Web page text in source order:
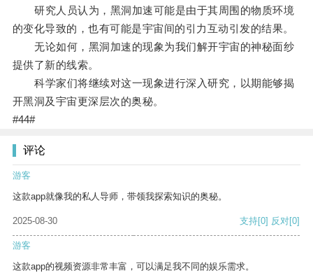
研究人员认为，黑洞加速可能是由于其周围的物质环境
的变化导致的，也有可能是宇宙间的引力互动引发的结果。
无论如何，黑洞加速的现象为我们解开宇宙的神秘面纱
提供了新的线索。
科学家们将继续对这一现象进行深入研究，以期能够揭
开黑洞及宇宙更深层次的奥秘。
#44#
评论
游客
这款app就像我的私人导师，带领我探索知识的奥秘。
2025-08-30 支持[0] 反对[0]
游客
这款app的视频资源非常丰富，可以满足我不同的娱乐需求。